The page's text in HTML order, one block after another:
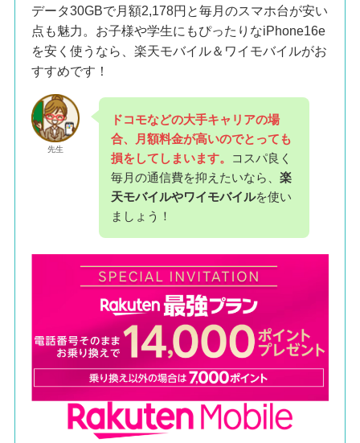
データ30GBで月額2,178円と毎月のスマホ台が安い
点も魅力。お子様や学生にもぴったりなiPhone16e
を安く使うなら、楽天モバイル＆ワイモバイルがお
すすめです！
先生
ドコモなどの大手キャリアの場
合、月額料金が高いのでとっても
損をしてしまいます。 コスパ良く
毎月の通信費を抑えたいなら、楽
天モバイルやワイモバイルを使い
ましょう！